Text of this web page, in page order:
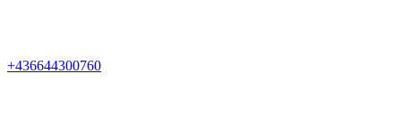
+436644300760